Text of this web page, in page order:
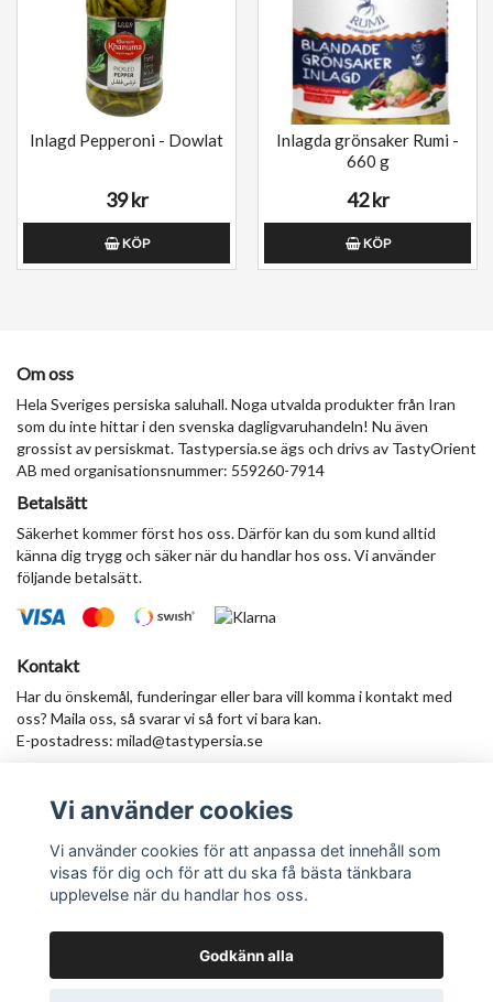
Inlagd Pepperoni - Dowlat
39 kr
KÖP
Inlagda grönsaker Rumi -
660 g
42 kr
KÖP
Om oss
Hela Sveriges persiska saluhall. Noga utvalda produkter från Iran
som du inte hittar i den svenska dagligvaruhandeln! Nu även
grossist av persiskmat. Tastypersia.se ägs och drivs av TastyOrient
AB med organisationsnummer: 559260-7914
Betalsätt
Säkerhet kommer först hos oss. Därför kan du som kund alltid
känna dig trygg och säker när du handlar hos oss. Vi använder
följande betalsätt.
Kontakt
Har du önskemål, funderingar eller bara vill komma i kontakt med
oss? Maila oss, så svarar vi så fort vi bara kan.
E-postadress: milad@tastypersia.se
Anmäl dig till vårt nyhetsbrev
Prenumerera
Vi använder cookies
Vi använder cookies för att anpassa det innehåll som
visas för dig och för att du ska få bästa tänkbara
upplevelse när du handlar hos oss.
Godkänn alla